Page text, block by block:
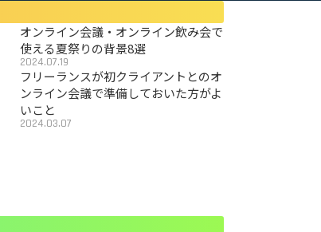
オンライン会議・オンライン飲み会で
使える夏祭りの背景8選
2024.07.19
フリーランスが初クライアントとのオ
ンライン会議で準備しておいた方がよ
いこと
2024.03.07